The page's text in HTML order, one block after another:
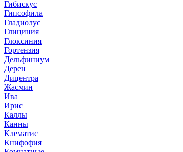
Гибискус
Гипсофила
Гладиолус
Глициния
Глоксиния
Гортензия
Дельфиниум
Дерен
Дицентра
Жасмин
Ива
Ирис
Каллы
Канны
Клематис
Книфофия